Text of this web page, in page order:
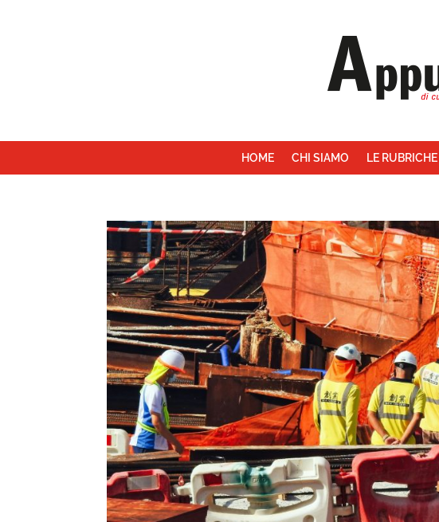
HOME CHI SIAMO LE RUBRICHE